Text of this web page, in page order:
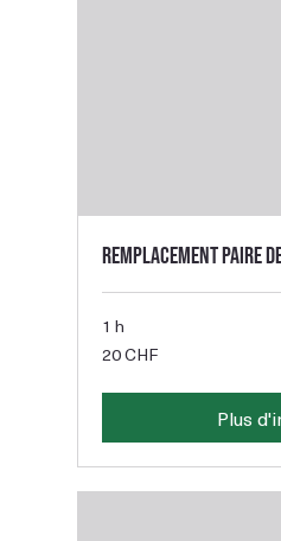
Remplacement paire
1 h
francs
20 CHF
Plus